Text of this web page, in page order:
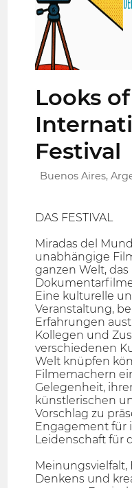
Looks
Festival
Buenos Aires,
DAS FESTIVAL
Miradas del
unabhängige
ganzen Welt,
Eine kulturelle
Veranstaltung,
Erfahrungen
Kollegen und
verschiedenen
Welt knüpfen
Filmemachern
Gelegenheit,
künstlerischen
Vorschlag zu
Engagement für
Leidenschaft für
Denkens und